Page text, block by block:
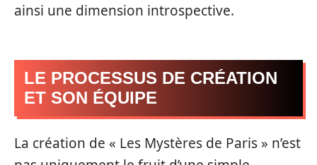
ainsi une dimension introspective.
LE PROCESSUS DE CRÉATION
ET SON ÉQUIPE
La création de « Les Mystères de Paris » n’est